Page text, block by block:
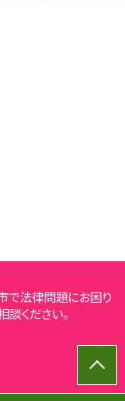
で法律問題にお困り
ください。